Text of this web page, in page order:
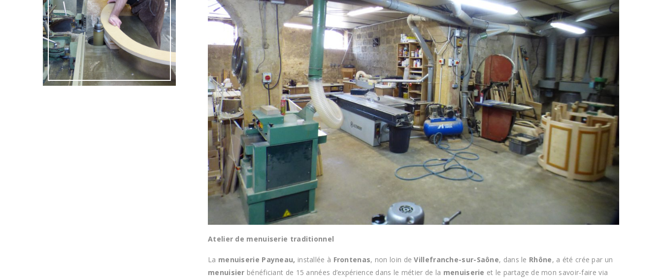
Atelier de menuiserie traditionnel
La menuiserie Payneau, installée à Frontenas, non loin deVillefranche-sur-Saône, dans le Rhône, a été crée par un
menuisier bénéficiant de 15 années d’expérience dans le métier de la menuiserie et le partage de mon savoir-faire via